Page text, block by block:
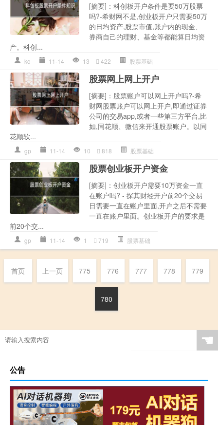
[摘要]：科创板开户条件是要50万股票
吗?-希财网不是,创业板开户只需要50万
的日均资产,股票市值,账户内的现金、
券商自己的理财、基金等都能算日均资
产。科创...
kc 11-14 13 422 股票基础
股票网上网上开户
[摘要]：股票账户可以网上开户吗?-希
财网股票账户可以网上开户,即通过证券
公司的交易app,或者一些第三方平台,比
如,同花顺、微信来开通股票账户。以同
花顺软...
gp 11-14 10 818 股票基础
股票创业板开户资金
[摘要]：创业板开户需要10万资金一直
在账户吗? - 探其财经开户前20个交易
日需要一直在账户里面,开户之后不需要
一直在账户里面。创业板开户的要求是
前20个交...
gp 11-14 1 719 股票基础
首页 上一页 775 776 777 778 779
780
☚
公告